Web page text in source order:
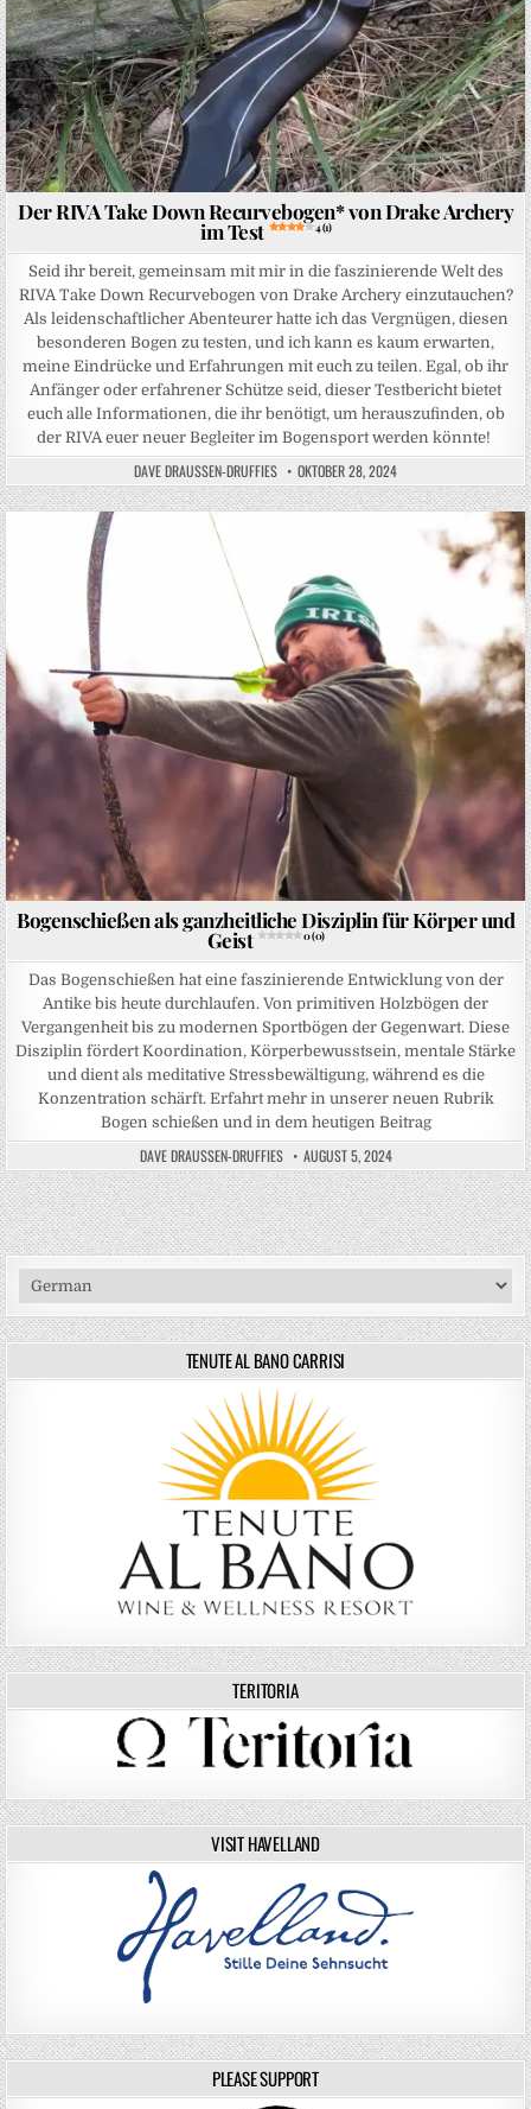
Der RIVA Take Down Recurvebogen* von Drake Archery
im Test 4 (1)
Seid ihr bereit, gemeinsam mit mir in die faszinierende Welt des
RIVA Take Down Recurvebogen von Drake Archery einzutauchen?
Als leidenschaftlicher Abenteurer hatte ich das Vergnügen, diesen
besonderen Bogen zu testen, und ich kann es kaum erwarten,
meine Eindrücke und Erfahrungen mit euch zu teilen. Egal, ob ihr
Anfänger oder erfahrener Schütze seid, dieser Testbericht bietet
euch alle Informationen, die ihr benötigt, um herauszufinden, ob
der RIVA euer neuer Begleiter im Bogensport werden könnte!
DAVE DRAUSSEN-DRUFFIES OKTOBER 28, 2024
Posted in
Bogenschießen als ganzheitliche Disziplin für Körper und
Geist 0 (0)
Das Bogenschießen hat eine faszinierende Entwicklung von der
Antike bis heute durchlaufen. Von primitiven Holzbögen der
Vergangenheit bis zu modernen Sportbögen der Gegenwart. Diese
Disziplin fördert Koordination, Körperbewusstsein, mentale Stärke
und dient als meditative Stressbewältigung, während es die
Konzentration schärft. Erfahrt mehr in unserer neuen Rubrik
Bogen schießen und in dem heutigen Beitrag
DAVE DRAUSSEN-DRUFFIES AUGUST 5, 2024
TENUTE AL BANO CARRISI
TERITORIA
VISIT HAVELLAND
PLEASE SUPPORT